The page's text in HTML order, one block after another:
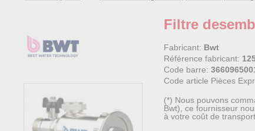
Filtre
Fabricant: Bwt
Référence fabricant:
Code barre:
Code article Pièces
(*) Nous pouvons
Bwt), ce fournisseur
à votre coût de